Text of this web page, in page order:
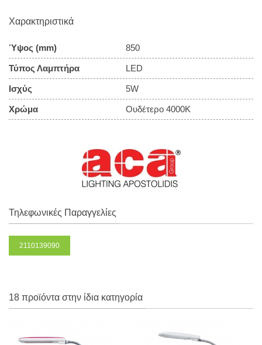
Χαρακτηριστικά
Ύψος (mm) 850
Τύπος Λαμπτήρα LED
Ισχύς 5W
Χρώμα Ουδέτερο 4000Κ
Τηλεφωνικές Παραγγελίες
2110139090
18 προϊόντα στην ίδια κατηγορία